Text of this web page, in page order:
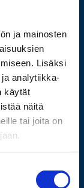
ja mainosten
Lisäksi
analytiikka-
käytät
näitä
tai joita on